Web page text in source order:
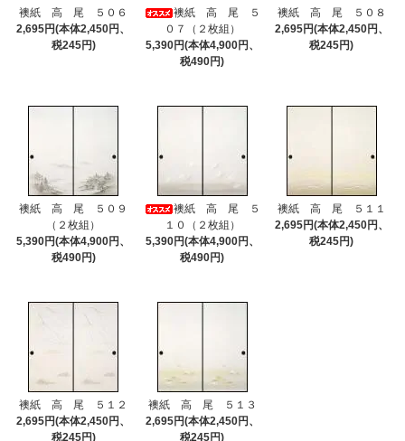
襖紙 高 尾 ５０６
2,695円(本体2,450円、
税245円)
襖紙 高 尾 ５
０７（２枚組）
5,390円(本体4,900円、
税490円)
襖紙 高 尾 ５０８
2,695円(本体2,450円、
税245円)
襖紙 高 尾 ５０９
（２枚組）
5,390円(本体4,900円、
税490円)
襖紙 高 尾 ５
１０（２枚組）
5,390円(本体4,900円、
税490円)
襖紙 高 尾 ５１１
2,695円(本体2,450円、
税245円)
襖紙 高 尾 ５１２
2,695円(本体2,450円、
税245円)
襖紙 高 尾 ５１３
2,695円(本体2,450円、
税245円)